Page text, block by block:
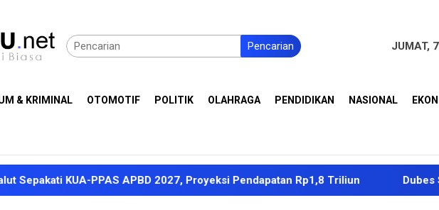
Pencarian JUMAT,
& KRIMINAL OTOMOTIF POLITIK OLAHRAGA PENDIDIKAN NASIONAL
PPAS APBD 2027, Proyeksi Pendapatan Rp1,8 Triliun Dubes Singapura